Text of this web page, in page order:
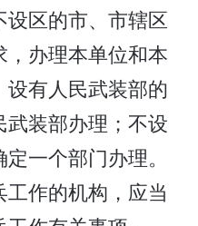
区的市、市辖区
，办理本单位和本
有人民武装部的
装部办理；不设
一个部门办理。
作的机构，应当